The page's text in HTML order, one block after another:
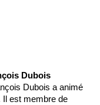
Dubois
Dubois a animé
Il est membre de